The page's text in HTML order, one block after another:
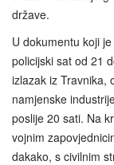
države.
U dokumentu koji
policijski sat od 21
izlazak iz Travnika,
namjenske
poslije 20 sati. Na
vojnim
dakako, s civilnim